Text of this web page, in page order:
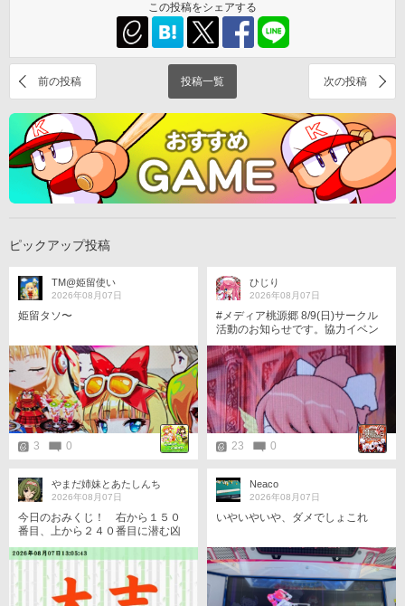
この投稿をシェアする
前の投稿 投稿一覧 次の投稿
ピックアップ投稿
TM@姫留使い
2026年08月07日
姫留タソ〜
3 0
ひじり
2026年08月07日
#メディア桃源郷 8/9(日)サークル
活動のお知らせです。協力イベン
ト専用の時間割です。極凶からス
タートで、協力の時間は14間隔で
す。 ・サークル対戦 17:06，17:1
8，17:30 ・マジコロ【極凶(無理
なら大凶)】17:42，17:56 【凶】1
8:10，18:24 【大凶】18:38，18:5
2
23
0
やまだ姉妹とあたしんち
2026年08月07日
今日のおみくじ！ 右から１５０
番目、上から２４０番目に潜む凶
3.jp/gate/e/toomikuji.html?from=art
Neaco
2026年08月07日
いやいやいや、ダメでしょこれ